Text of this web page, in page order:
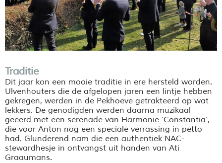
Traditie
Dit jaar kon een mooie traditie in ere hersteld worden.
Ulvenhouters die de afgelopen jaren een lintje hebben
gekregen, werden in de Pekhoeve getrakteerd op wat
lekkers. De genodigden werden daarna muzikaal
geëerd met een serenade van Harmonie ‘Constantia’,
die voor Anton nog een speciale verrassing in petto
had. Glunderend nam die een authentiek NAC-
stewardhesje in ontvangst uit handen van Ati
Graaumans.